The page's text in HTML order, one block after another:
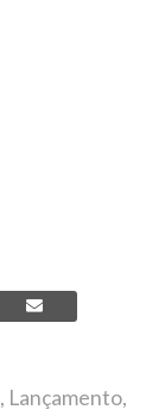
, Lançamento,